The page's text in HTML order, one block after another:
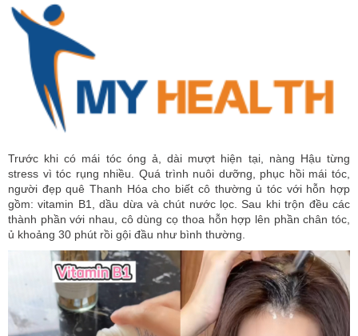
Trước khi có mái tóc óng ả, dài mượt hiện tại, nàng Hậu từng
stress vì tóc rụng nhiều. Quá trình nuôi dưỡng, phục hồi mái tóc,
người đẹp quê Thanh Hóa cho biết cô thường ủ tóc với hỗn hợp
gồm: vitamin B1, dầu dừa và chút nước lọc. Sau khi trộn đều các
thành phần với nhau, cô dùng cọ thoa hỗn hợp lên phần chân tóc,
ủ khoảng 30 phút rồi gội đầu như bình thường.